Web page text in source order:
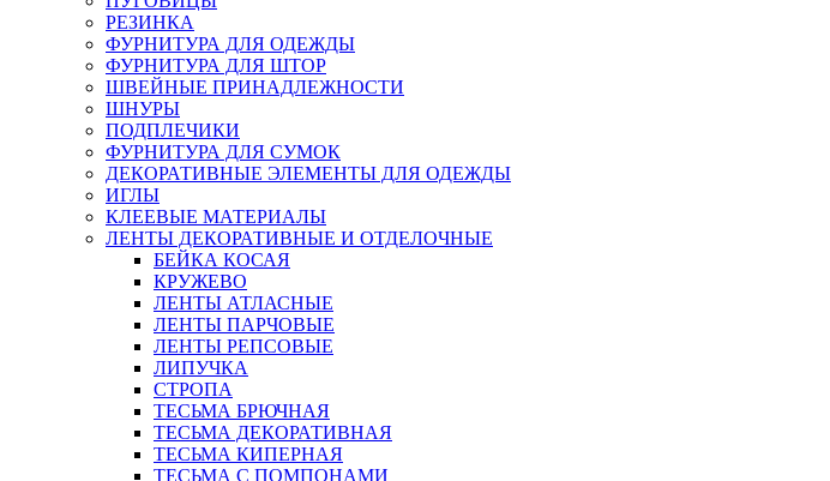
РЕЗИНКА
ФУРНИТУРА ДЛЯ ОДЕЖДЫ
ФУРНИТУРА ДЛЯ ШТОР
ШВЕЙНЫЕ ПРИНАДЛЕЖНОСТИ
ШНУРЫ
ПОДПЛЕЧИКИ
ФУРНИТУРА ДЛЯ СУМОК
ДЕКОРАТИВНЫЕ ЭЛЕМЕНТЫ ДЛЯ ОДЕЖДЫ
ИГЛЫ
КЛЕЕВЫЕ МАТЕРИАЛЫ
ЛЕНТЫ ДЕКОРАТИВНЫЕ И ОТДЕЛОЧНЫЕ
БЕЙКА КОСАЯ
КРУЖЕВО
ЛЕНТЫ АТЛАСНЫЕ
ЛЕНТЫ ПАРЧОВЫЕ
ЛЕНТЫ РЕПСОВЫЕ
ЛИПУЧКА
СТРОПА
ТЕСЬМА БРЮЧНАЯ
ТЕСЬМА ДЕКОРАТИВНАЯ
ТЕСЬМА КИПЕРНАЯ
ТЕСЬМА С ПОМПОНАМИ